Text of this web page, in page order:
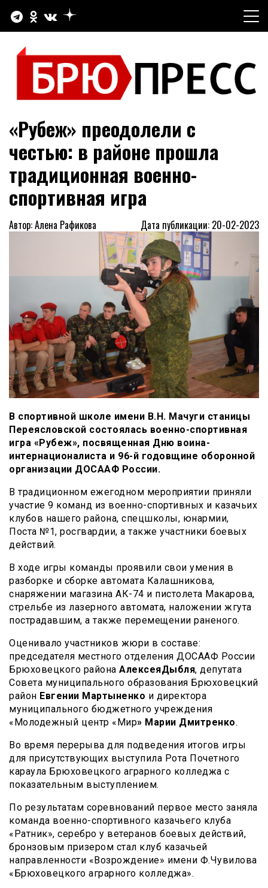
содержимому
БРЮПРЕСС
Официальный сайт газеты "Брюховецкие новости"
«Рубеж» преодолели с
честью: в районе прошла
традиционная военно-
спортивная игра
Автор: Алена Рафикова Дата публикации: 20-02-2023
В спортивной школе имени В.Н. Мачуги станицы
Переясловской состоялась военно-спортивная
игра «Рубеж», посвященная Дню воина-
интернационалиста и 96-й годовщине оборонной
организации ДОСААФ России.
В традиционном ежегодном мероприятии приняли
участие 9 команд из военно-спортивных и казачьих
клубов нашего района, спецшколы, юнармии,
Поста №1, росгвардии, а также участники боевых
действий.
В ходе игры команды проявили свои умения в
разборке и сборке автомата Калашникова,
снаряжении магазина АК-74 и пистолета Макарова,
стрельбе из лазерного автомата, наложении жгута
пострадавшим, а также перемещении раненого.
Оценивало участников жюри в составе:
председателя местного отделения ДОСААФ России
Брюховецкого района АлексеяДыбля, депутата
Совета муниципального образования Брюховецкий
район Евгении Мартыненко и директора
муниципального бюджетного учреждения
«Молодежный центр «Мир» Марии Дмитренко.
Во время перерыва для подведения итогов игры
для присутствующих выступила Рота Почетного
караула Брюховецкого аграрного колледжа с
показательным выступлением.
По результатам соревнований первое место заняла
команда военно-спортивного казачьего клуба
«Ратник», серебро у ветеранов боевых действий,
бронзовым призером стал клуб казачьей
направленности «Возрождение» имени Ф.Чувилова
«Брюховецкого аграрного колледжа».